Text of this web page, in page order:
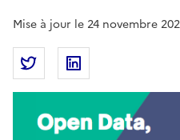
Mise à jour le 24 novembre
Partager la page
Partager Mois de